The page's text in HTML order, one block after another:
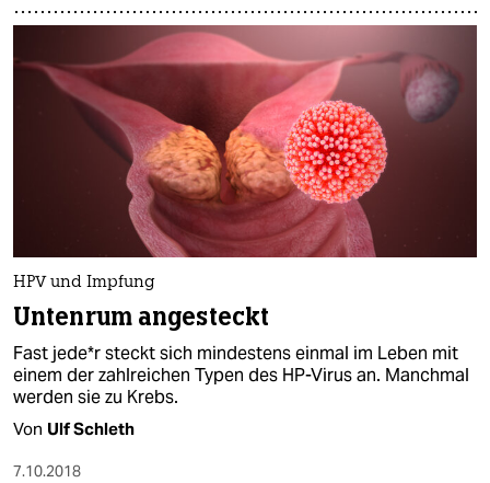
HPV und Impfung
Untenrum angesteckt
Fast jede*r steckt sich mindestens einmal im Leben mit
einem der zahlreichen Typen des HP-Virus an. Manchmal
werden sie zu Krebs.
Von Ulf Schleth
7.10.2018